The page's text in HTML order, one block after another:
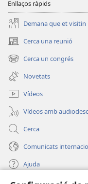
Enllaços ràpids
Demana que et visitin
Cerca una reunió
(obre
una
finestra
nova)
Cerca un congrés
(obre
una
finestra
nova)
Novetats
Vídeos
Vídeos amb
Cerca
Comunicats
Ajuda